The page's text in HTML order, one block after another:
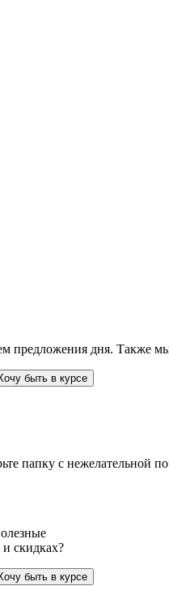
предложения дня. Также
быть в курсе
папку с нежелательной
скидках?
быть в курсе